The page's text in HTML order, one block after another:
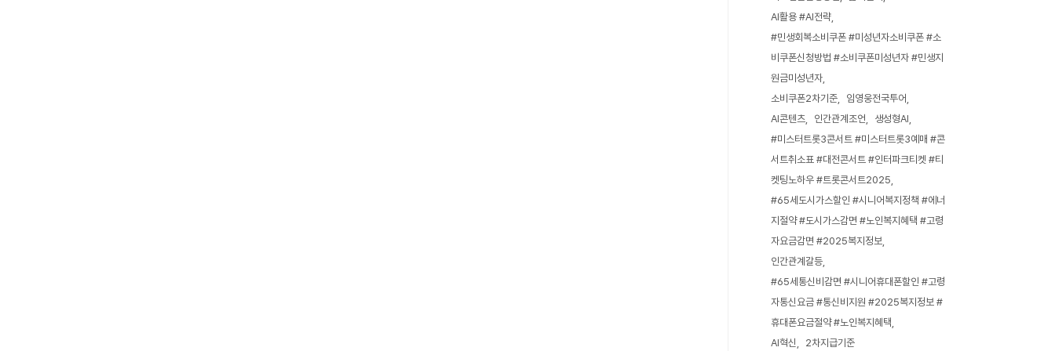
AI활용 #AI전략
#민생회복소비쿠폰 #미성년자소비쿠폰 #소
비쿠폰신청방법 #소비쿠폰미성년자 #민생지
원금미성년자
소비쿠폰2차기준
임영웅전국투어
AI콘텐츠
인간관계조언
생성형AI
#미스터트롯3콘서트 #미스터트롯3예매 #콘
서트취소표 #대전콘서트 #인터파크티켓 #티
켓팅노하우 #트롯콘서트2025
#65세도시가스할인 #시니어복지정책 #에너
지절약 #도시가스감면 #노인복지혜택 #고령
자요금감면 #2025복지정보
인간관계갈등
#65세통신비감면 #시니어휴대폰할인 #고령
자통신요금 #통신비지원 #2025복지정보 #
휴대폰요금절약 #노인복지혜택
AI혁신
2차지급기준